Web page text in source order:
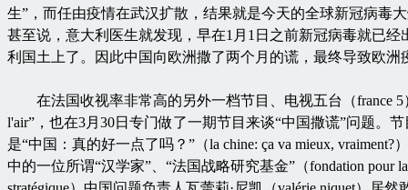
生”，而任由疫情在武汉扩散，结果就是今天的全球新冠病毒
甚至说，意大利医生就发现，早在1月1日之前新冠病毒就已经
利国土上了。因此中国向欧洲撒了两个月的谎，最终导致欧洲
在法国收视率非常高的另外一档节目、电视五台（france 5
l'air”，也在3月30日专门做了一期节目来谈“中国撒谎”问题。
是“中国：真的好一点了吗？”（la chine: ça va mieux, vraiment?
中的一位所谓“汉学家”、“法国战略研究基金”（fondation pour la